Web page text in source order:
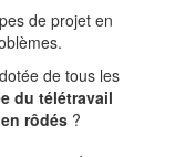
de projet en
de tous les
du télétravail
rôdés ?